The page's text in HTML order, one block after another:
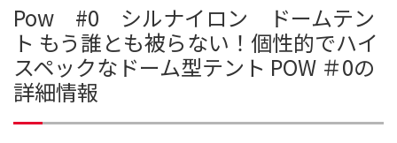
Pow #0 シルナイロン ドームテン
ト もう誰とも被らない！個性的でハイ
スペックなドーム型テント POW ＃0の
詳細情報